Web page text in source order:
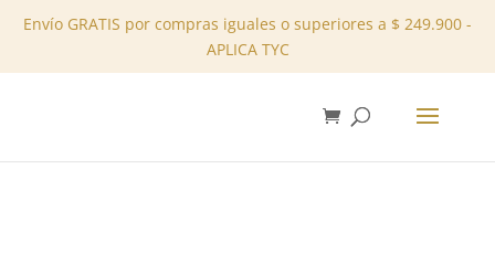
Envío GRATIS por compras iguales o superiores a $ 249.900 -
APLICA TYC
✕